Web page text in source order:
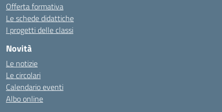
Offerta formativa
Le schede didattiche
I progetti delle classi
Novità
Le notizie
Le circolari
Calendario eventi
Albo online